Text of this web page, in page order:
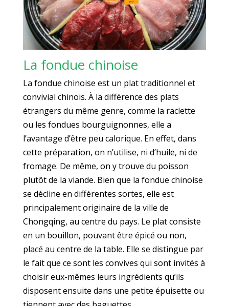
La fondue chinoise
La fondue chinoise est un plat traditionnel et
convivial chinois. À la différence des plats
étrangers du même genre, comme la raclette
ou les fondues bourguignonnes, elle a
l’avantage d’être peu calorique. En effet, dans
cette préparation, on n’utilise, ni d’huile, ni de
fromage. De même, on y trouve du poisson
plutôt de la viande. Bien que la fondue chinoise
se décline en différentes sortes, elle est
principalement originaire de la ville de
Chongqing, au centre du pays. Le plat consiste
en un bouillon, pouvant être épicé ou non,
placé au centre de la table. Elle se distingue par
le fait que ce sont les convives qui sont invités à
choisir eux-mêmes leurs ingrédients qu’ils
disposent ensuite dans une petite épuisette ou